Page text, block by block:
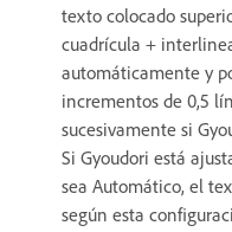
texto colocado
cuadrícula +
automáticamente y
incrementos de 0,5
sucesivamente si
Si Gyoudori está
sea Automático, el
según esta